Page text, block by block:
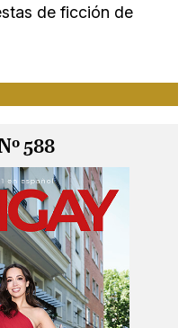
de ficción de
588